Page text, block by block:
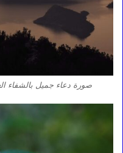
صورة دعاء جميل بالشفاء